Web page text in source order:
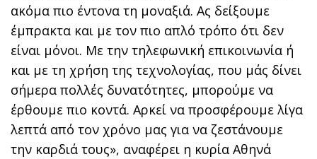
ακόμα πιο έντονα τη μοναξιά. Ας δείξουμε
έμπρακτα και με τον πιο απλό τρόπο ότι δεν
είναι μόνοι. Με την τηλεφωνική επικοινωνία ή
και με τη χρήση της τεχνολογίας, που μάς δίνει
σήμερα πολλές δυνατότητες, μπορούμε να
έρθουμε πιο κοντά. Αρκεί να προσφέρουμε λίγα
λεπτά από τον χρόνο μας για να ζεστάνουμε
την καρδιά τους», αναφέρει η κυρία Αθηνά